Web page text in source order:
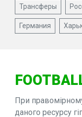
Трансферы
Германия
При
даного ресурсу